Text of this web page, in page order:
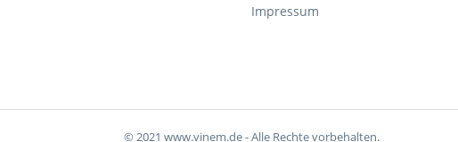
Impressum
© 2021 www.vinem.de - Alle Rechte vorbehalten.